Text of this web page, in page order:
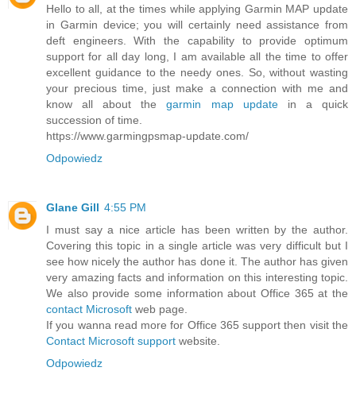
Hello to all, at the times while applying Garmin MAP update
in Garmin device; you will certainly need assistance from
deft engineers. With the capability to provide optimum
support for all day long, I am available all the time to offer
excellent guidance to the needy ones. So, without wasting
your precious time, just make a connection with me and
know all about thegarmin map updatein a quick
succession of time.
https://www.garmingpsmap-update.com/
Odpowiedz
Glane Gill 4:55 PM
I must say a nice article has been written by the author.
Covering this topic in a single article was very difficult but I
see how nicely the author has done it. The author has given
very amazing facts and information on this interesting topic.
We also provide some information about Office 365 at the
contact Microsoft web page.
If you wanna read more for Office 365 support then visit the
Contact Microsoft support website.
Odpowiedz